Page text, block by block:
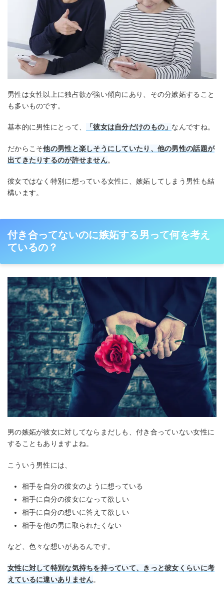
男性は女性以上に独占欲が強い傾向にあり、その分嫉妬すること
も多いものです。
基本的に男性にとって、 「彼女は自分だけのもの」 なんですね。
だからこそ他の男性と楽しそうにしていたり、他の男性の話題が
出てきたりするのが許せません。
彼女ではなく特別に想っている女性に、嫉妬してしまう男性も結
構います。
付き合ってないのに嫉妬する男って何を考え
ているの？
男の嫉妬が彼女に対してならまだしも、付き合っていない女性に
することもありますよね。
こういう男性には、
相手を自分の彼女のように想っている
相手に自分の彼女になって欲しい
相手に自分の想いに答えて欲しい
相手を他の男に取られたくない
など、色々な想いがあるんです。
女性に対して特別な気持ちを持っていて、きっと彼女くらいに考
えているに違いありません。